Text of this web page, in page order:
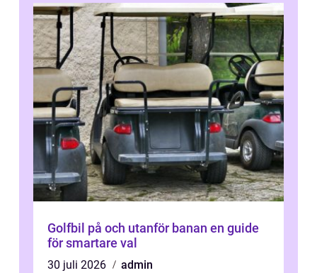
Golfbil på och utanför banan en guide
för smartare val
30 juli 2026
admin